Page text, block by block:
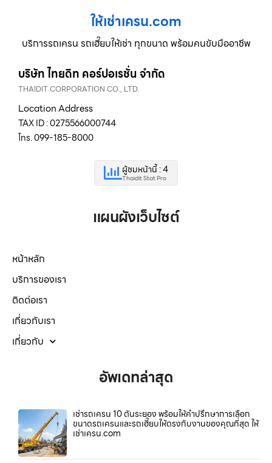
ให้เช่าเครน.com
บริการรถเครน รถเฮี๊ยบให้เช่า ทุกขนาด พร้อมคนขับมืออาชีพ
บริษัท ไทยดิท คอร์ปอเรชั่น จำกัด
THAIDIT CORPORATION CO., LTD.
Location Address
TAX ID : 0275566000744
โทร. 099-185-8000
ผู้ชมหน้านี้ : 4
Thaidit Stat Pro
แผนผังเว็บไซต์
หน้าหลัก
บริการของเรา
ติดต่อเรา
เกี่ยวกับเรา
เกี่ยวกับ
อัพเดทล่าสุด
เช่ารถเครน 10 ตันระยอง พร้อมให้คำปรึกษาการเลือก
ขนาดรถเครนและรถเฮี๊ยบให้ตรงกับงานของคุณที่สุด ให้
เช่าเครน.com